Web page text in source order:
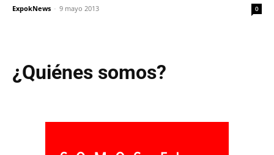
ExpokNews - 9 mayo 2013 0
¿Quiénes somos?